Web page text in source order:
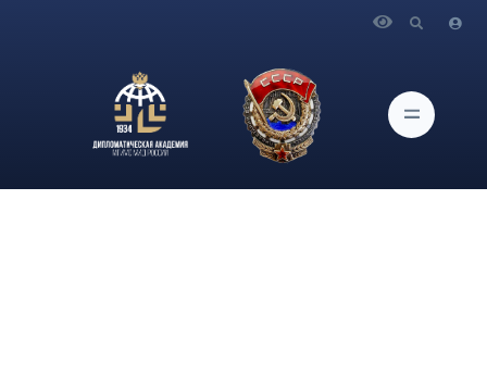
Дипломатической академии МИД России В.И.Винокуров
принял участие в Фестивале творческих проектов,
посвящённом Международному дню переводчика